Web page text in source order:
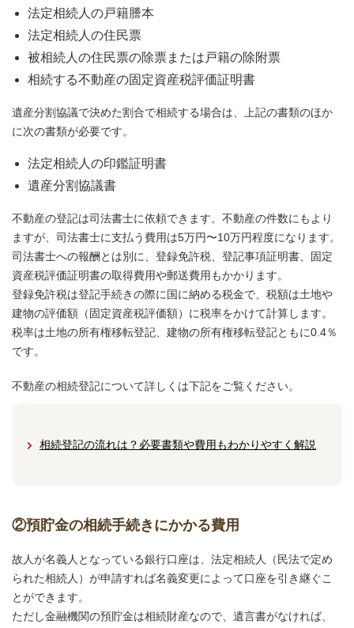
法定相続人の戸籍謄本
法定相続人の住民票
被相続人の住民票の除票または戸籍の除附票
相続する不動産の固定資産税評価証明書
遺産分割協議で決めた割合で相続する場合は、上記の書類のほか
に次の書類が必要です。
法定相続人の印鑑証明書
遺産分割協議書
不動産の登記は司法書士に依頼できます。不動産の件数にもより
ますが、司法書士に支払う費用は5万円〜10万円程度になります。
司法書士への報酬とは別に、登録免許税、登記事項証明書、固定
資産税評価証明書の取得費用や郵送費用もかかります。
登録免許税は登記手続きの際に国に納める税金で、税額は土地や
建物の評価額（固定資産税評価額）に税率をかけて計算します。
税率は土地の所有権移転登記、建物の所有権移転登記ともに0.4％
です。
不動産の相続登記について詳しくは下記をご覧ください。
相続登記の流れは？必要書類や費用もわかりやすく解説
②預貯金の相続手続きにかかる費用
故人が名義人となっている銀行口座は、法定相続人（民法で定め
られた相続人）が申請すれば名義変更によって口座を引き継ぐこ
とができます。
ただし金融機関の預貯金は相続財産なので、遺言書がなければ、